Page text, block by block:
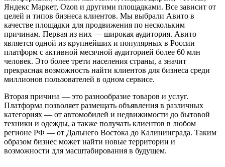
Яндекс Маркет, Ozon и другими площадками. Все зависит от
целей и типов бизнеса клиентов. Мы выбрали Авито в
качестве площадки для продвижения по нескольким
причинам. Первая из них — широкая аудитория. Авито
является одной из крупнейших и популярных в России
платформ с активной месячной аудиторией более 60 млн
человек. Это более трети населения страны, а значит
прекрасная возможность найти клиентов для бизнеса среди
миллионов пользователей в одном сервисе.
Вторая причина — это разнообразие товаров и услуг.
Платформа позволяет размещать объявления в различных
категориях — от автомобилей и недвижимости до бытовой
техники и одежды, а также получать клиентов в любом
регионе РФ — от Дальнего Востока до Калининграда. Таким
образом бизнес может найти новые территории и
возможности для масштабирования в будущем.